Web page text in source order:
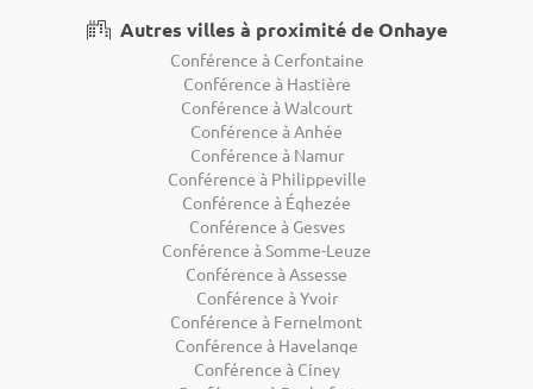
Autres villes à proximité de Onhaye
Conférence à Cerfontaine
Conférence à Hastière
Conférence à Walcourt
Conférence à Anhée
Conférence à Namur
Conférence à Philippeville
Conférence à Éghezée
Conférence à Gesves
Conférence à Somme-Leuze
Conférence à Assesse
Conférence à Yvoir
Conférence à Fernelmont
Conférence à Havelange
Conférence à Ciney